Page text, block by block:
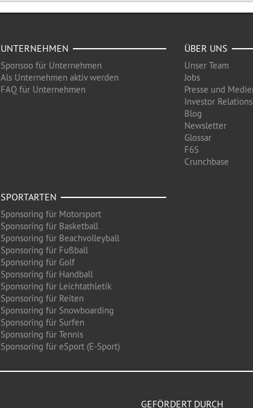
UNTERNEHMEN
Sponsoo für Unternehmen
Als Unternehmen aktiv werden
FAQ für Unternehmen
ÜBER UNS
Unser Team
Jobs
Presse und
Investor Relations
Blog
Newsletter
Glossar
F6S
Crunchbase
SPORTARTEN
Sponsoring für Motorsport
Sponsoring für Basketball
Sponsoring für Beachvolleyball
Sponsoring für Fußball
Sponsoring für Golf
Sponsoring für Handball
Sponsoring für Leichtathletik
Sponsoring für Reiten
Sponsoring für Snowboarding
Sponsoring für Surfen
Sponsoring für Tennis
Sponsoring für eSport (E-Sport)
GEFÖRDERT DURCH